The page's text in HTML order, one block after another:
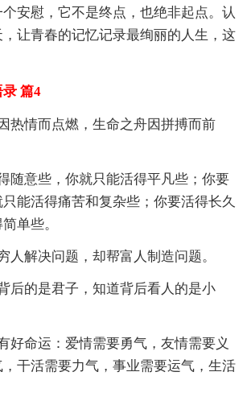
安慰，它不是终点，也绝非起点。认
让青春的记忆记录最绚丽的人生，这
篇4
热情而点燃，生命之舟因拼搏而前
随意些，你就只能活得平凡些；你要
能活得痛苦和复杂些；你要活得长久
单些。
人解决问题，却帮富人制造问题。
后的是君子，知道背后看人的是小
好命运：爱情需要勇气，友情需要义
干活需要力气，事业需要运气，生活